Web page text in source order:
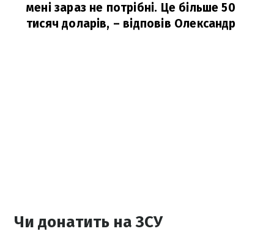
мені зараз не потрібні. Це більше 50
тисяч доларів, – відповів Олександр
Чи донатить на ЗСУ